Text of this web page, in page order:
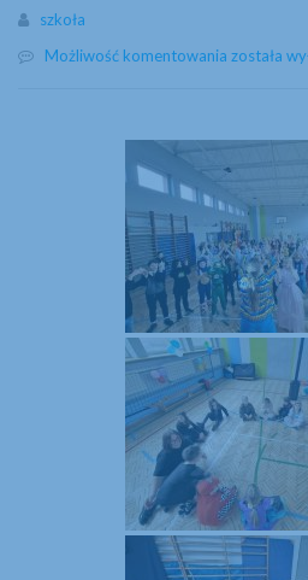
Author
szkoła
Możliwość komentowania Bal
–
fotorelacje
została